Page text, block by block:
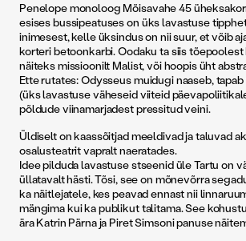
Penelope monoloog Mõisavahe 45
esises bussipeatuses on üks lavastuse
inimesest, kelle üksindus on nii suur, et võib
korteri betoonkarbi. Oodaku ta siis tõepoolest
näiteks missioonilt Malist, või hoopis üht
Ette rutates: Odysseus muidugi naaseb, tapab
(üks lavastuse väheseid viiteid
põldude viina­marjadest ­pressitud veini.
Üldiselt on kaassõitjad meeldivad ja taluvad
osalusteatrit vapralt naeratades.
Idee pilduda lavastuse stseenid üle Tartu on
üllatavalt hästi. Tõsi, see on mõnevõrra
ka näitlejatele, kes peavad ennast nii
mängima kui ka publikut talitama. See
ära Katrin Pärna ja Piret Simsoni panuse